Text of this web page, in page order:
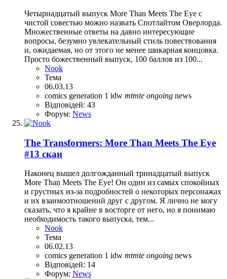
Четырнадцатый выпуск More Than Meets The Eye с
чистой совестью можно назвать Спотлайтом Оверлорда.
Множественные ответы на давно интересующие
вопросы, безумно увлекательный стиль повествования
и, ожидаемая, но от этого не менее шикарная концовка.
Просто божественный выпуск, 100 баллов из 100...
Nook
Тема
06.03.13
comics generation 1 idw mtmte ongoing news
Відповідей: 43
Форум: News
The Transformers: More Than Meets The Eye
#13 скан
Наконец вышел долгожданный тринадцатый выпуск
More Than Meets The Eye! Он один из самых спокойных
и грустных из-за подробностей о некоторых персонажах
и их взаимоотношений друг с другом. Я лично не могу
сказать, что я крайне в восторге от него, но я понимаю
необходимость такого выпуска, тем...
Nook
Тема
06.02.13
comics generation 1 idw mtmte ongoing news
Відповідей: 14
Форум: News